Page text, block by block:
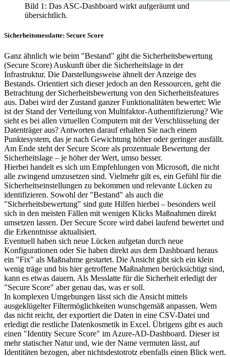
Bild 1: Das ASC-Dashboard wirkt aufgeräumt und
übersichtlich.
Sicherheitsmesslatte: Secure Score
Ganz ähnlich wie beim "Bestand" gibt die Sicherheitsbewertung
(Secure Score) Auskunft über die Sicherheitslage in der
Infrastruktur. Die Darstellungsweise ähnelt der Anzeige des
Bestands. Orientiert sich dieser jedoch an den Ressourcen, geht die
Betrachtung der Sicherheitsbewertung von den Sicherheitsfeatures
aus. Dabei wird der Zustand ganzer Funktionalitäten bewertet: Wie
ist der Stand der Verteilung von Multifaktor-Authentifizierung? Wie
sieht es bei allen virtuellen Computern mit der Verschlüsselung der
Datenträger aus? Antworten darauf erhalten Sie nach einem
Punktesystem, das je nach Gewichtung höher oder geringer ausfällt.
Am Ende steht der Secure Score als prozentuale Bewertung der
Sicherheitslage – je höher der Wert, umso besser.
Hierbei handelt es sich um Empfehlungen von Microsoft, die nicht
alle zwingend umzusetzen sind. Vielmehr gilt es, ein Gefühl für die
Sicherheitseinstellungen zu bekommen und relevante Lücken zu
identifizieren. Sowohl der "Bestand" als auch die
"Sicherheitsbewertung" sind gute Hilfen hierbei – besonders weil
sich in den meisten Fällen mit wenigen Klicks Maßnahmen direkt
umsetzen lassen. Der Secure Score wird dabei laufend bewertet und
die Erkenntnisse aktualisiert.
Eventuell haben sich neue Lücken aufgetan durch neue
Konfigurationen oder Sie haben direkt aus dem Dashboard heraus
ein "Fix" als Maßnahme gestartet. Die Ansicht gibt sich ein klein
wenig träge und bis hier getroffene Maßnahmen berücksichtigt sind,
kann es etwas dauern. Als Messlatte für die Sicherheit erledigt der
"Secure Score" aber genau das, was er soll.
In komplexen Umgebungen lässt sich die Ansicht mittels
ausgeklügelter Filtermöglichkeiten wunschgemäß anpassen. Wem
das nicht reicht, der exportiert die Daten in eine CSV-Datei und
erledigt die restliche Datenkosmetik in Excel. Übrigens gibt es auch
einen "Identity Secure Score" im Azure-AD-Dashboard. Dieser ist
mehr statischer Natur und, wie der Name vermuten lässt, auf
Identitäten bezogen, aber nichtsdestotrotz ebenfalls einen Blick wert.